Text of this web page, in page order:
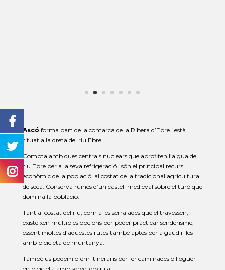
Ascó forma part de la comarca de la Ribera d’Ebre i està
situat a la dreta del riu Ebre.
Compta amb dues centrals nuclears que aprofiten l’aigua del
riu Ebre per a la seva refrigeració i són el principal recurs
econòmic de la població, al costat de la tradicional agricultura
de secà. Conserva ruïnes d’un castell medieval sobre el turó que
domina la població.
Tant al costat del riu, com a les serralades que el travessen,
existeixen múltiples opcions per poder practicar senderisme,
essent moltes d’aquestes rutes també aptes per a gaudir-les
amb bicicleta de muntanya.
També us podem oferir itineraris per fer caminades o lloguer